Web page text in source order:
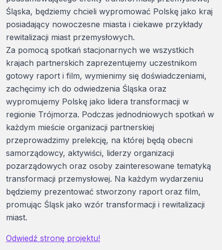
Śląska, będziemy chcieli wypromować Polskę jako kraj
posiadający nowoczesne miasta i ciekawe przykłady
rewitalizacji miast przemysłowych.
Za pomocą spotkań stacjonarnych we wszystkich
krajach partnerskich zaprezentujemy uczestnikom
gotowy raport i film, wymienimy się doświadczeniami,
zachęcimy ich do odwiedzenia Śląska oraz
wypromujemy Polskę jako lidera transformacji w
regionie Trójmorza. Podczas jednodniowych spotkań w
każdym mieście organizacji partnerskiej
przeprowadzimy prelekcję, na której będą obecni
samorządowcy, aktywiści, liderzy organizacji
pozarządowych oraz osoby zainteresowane tematyką
transformacji przemysłowej. Na każdym wydarzeniu
będziemy prezentować stworzony raport oraz film,
promując Śląsk jako wzór transformacji i rewitalizacji
miast.
Odwiedź stronę projektu!